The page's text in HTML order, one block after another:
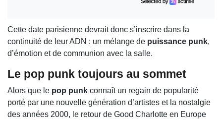
Cette date parisienne devrait donc s’inscrire dans la
continuité de leur ADN : un mélange de puissance punk,
d’émotion et de communion avec la salle.
Le pop punk toujours au sommet
Alors que le pop punk connaît un regain de popularité
porté par une nouvelle génération d’artistes et la nostalgie
des années 2000, le retour de Good Charlotte en Europe